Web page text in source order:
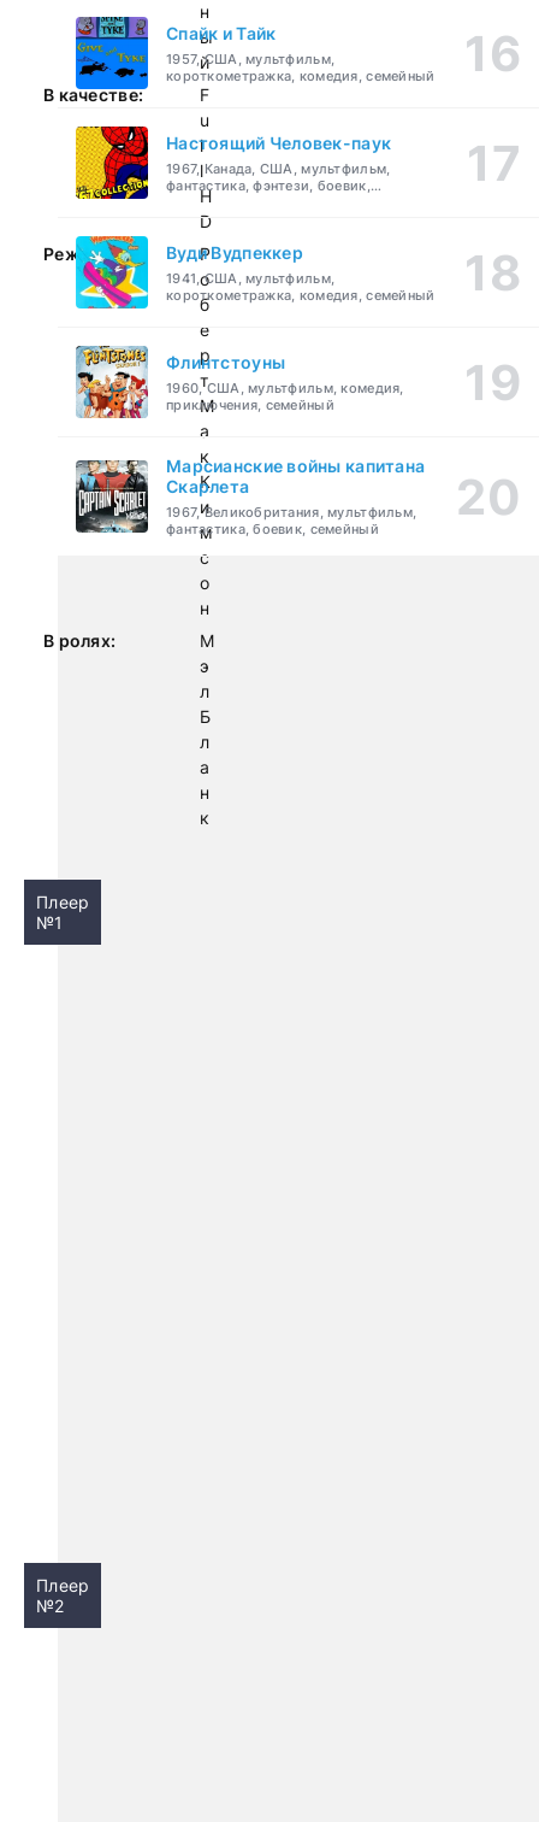
н
ы
й
В качестве:
F
u
l
l
H
D
Режиссер:
Р
о
б
е
р
т
М
а
к
К
и
м
с
о
н
В ролях:
М
э
л
Б
л
а
н
к
Плеер
№1
Плеер
№2
Спайк и Тайк
1957, США, мультфильм,
короткометражка, комедия, семейный
Настоящий Человек-паук
1967, Канада, США, мультфильм,
фантастика, фэнтези, боевик,
приключения, семейный
Вуди Вудпеккер
1941, США, мультфильм,
короткометражка, комедия, семейный
Флинтстоуны
1960, США, мультфильм, комедия,
приключения, семейный
Марсианские войны капитана
Скарлета
1967, Великобритания, мультфильм,
фантастика, боевик, семейный